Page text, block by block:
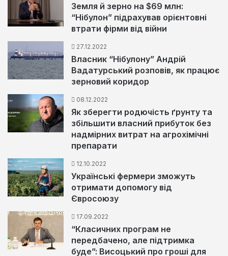
Земля й зерно на $69 млн:
“Нібулон” підрахував орієнтовні
втрати фірми від війни
27.12.2022
Власник “Нібулону” Андрій
Вадатурський розповів, як працює
зерновий коридор
08.12.2022
Як зберегти родючість ґрунту та
збільшити власний прибуток без
надмірних витрат на агрохімічні
препарати
12.10.2022
Українські фермери зможуть
отримати допомогу від
Євросоюзу
17.09.2022
“Класичних програм не
передбачено, але підтримка
буде”: Висоцький про гроші для